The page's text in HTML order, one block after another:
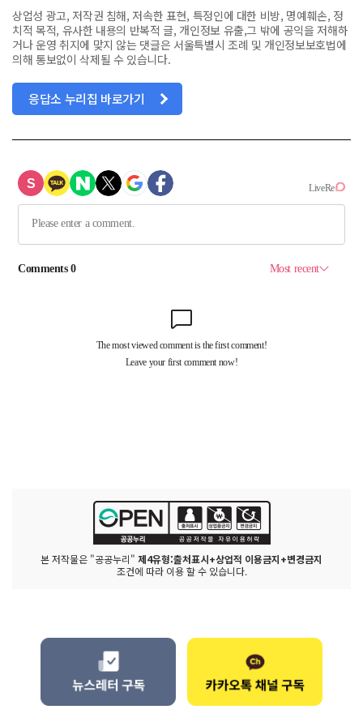
상업성 광고, 저작권 침해, 저속한 표현, 특정인에 대한 비방, 명예훼손, 정
치적 목적, 유사한 내용의 반복적 글, 개인정보 유출,그 밖에 공익을 저해하
거나 운영 취지에 맞지 않는 댓글은 서울특별시 조례 및 개인정보보호법에
의해 통보없이 삭제될 수 있습니다.
응답소 누리집 바로가기
본 저작물은 "공공누리" 제4유형:출처표시+상업적 이용금지+변경금지
조건에 따라 이용 할 수 있습니다.